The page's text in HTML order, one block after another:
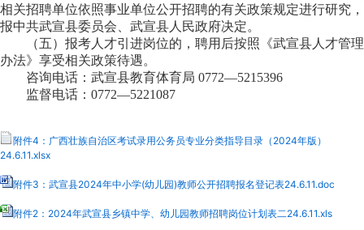
相关招聘单位依照事业单位公开招聘的有关政策规定进行研究，
报中共武宣县委员会、 武宣县人民政府决定。
（五）报考人才引进岗位的，聘用后按照
《武宣县人才管理
办法》 享受相关政策待遇。
咨询电话： 武宣县教育体育局 0772—5215396
监督电话：0772—5221087
附件4：广西壮族自治区考试录用公务员专业分类指导目录（2024年版）
24.6.11.xlsx
附件3：武宣县2024年中小学(幼儿园)教师公开招聘报名登记表24.6.11.doc
附件2：2024年武宣县乡镇中学、幼儿园教师招聘岗位计划表二24.6.11.xls